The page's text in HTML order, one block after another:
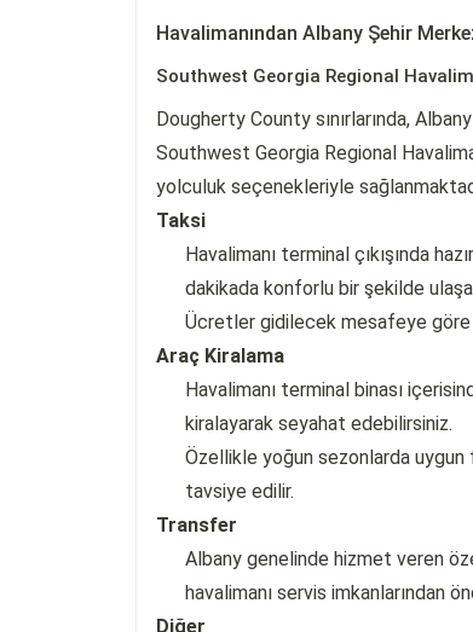
Havalimanından Albany Şehir
Southwest Georgia Regional
Dougherty County sınırlarında,
Southwest Georgia Regional
yolculuk seçenekleriyle
Taksi
Havalimanı terminal çıkışında
dakikada konforlu bir şekilde
Ücretler gidilecek mesafeye göre
Araç Kiralama
Havalimanı terminal binası
kiralayarak seyahat edebilirsiniz.
Özellikle yoğun sezonlarda uygun
tavsiye edilir.
Transfer
Albany genelinde hizmet veren
havalimanı servis imkanlarından
Diğer